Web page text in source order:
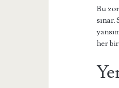
Bu
her